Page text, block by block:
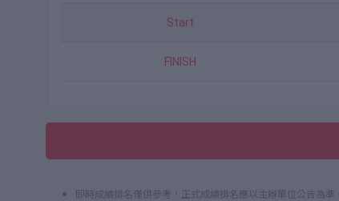
Start
FINISH
即時成績排名僅供參考，正式成績排名應以主辦單位公告為準。